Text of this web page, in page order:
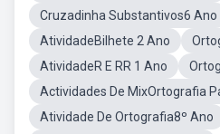
Cruzadinha Substantivos6 Ano
AtividadeBilhete 2 Ano
AtividadeR E RR 1 Ano
Actividades De MixOrtografia
Atividade De Ortografia8º Ano